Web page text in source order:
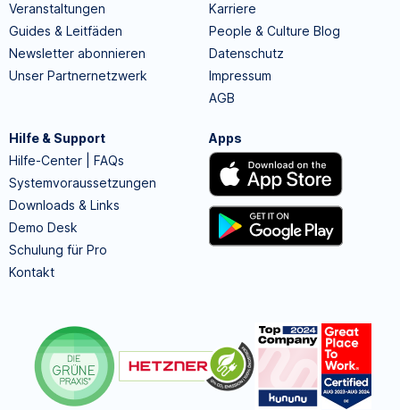
Veranstaltungen
Guides & Leitfäden
Newsletter abonnieren
Unser Partnernetzwerk
Karriere
People & Culture Blog
Datenschutz
Impressum
AGB
Hilfe & Support
Hilfe-Center | FAQs
Systemvoraussetzungen
Downloads & Links
Demo Desk
Schulung für Pro
Kontakt
Apps